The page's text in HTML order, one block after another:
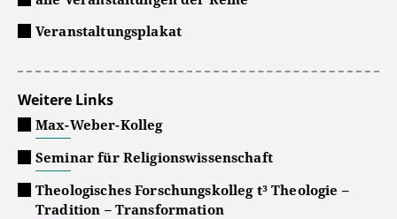
Veranstaltungsplakat
Weitere Links
Max-Weber-Kolleg
Seminar für Religionswissenschaft
Theologisches Forschungskolleg t³ Theologie –
Tradition – Transformation